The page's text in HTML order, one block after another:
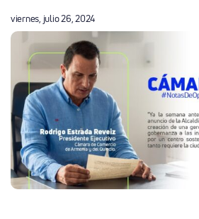
viernes, julio 26, 2024